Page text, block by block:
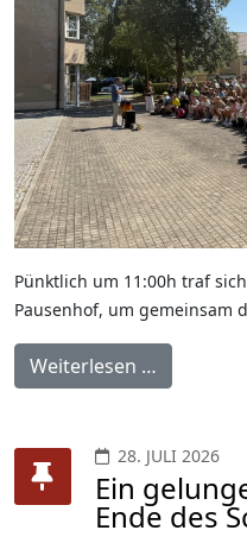
Pünktlich um 11:00h traf
Pausenhof, um gemeinsam
Weiterlesen …
28. JULI 2026
Ein
Ende des